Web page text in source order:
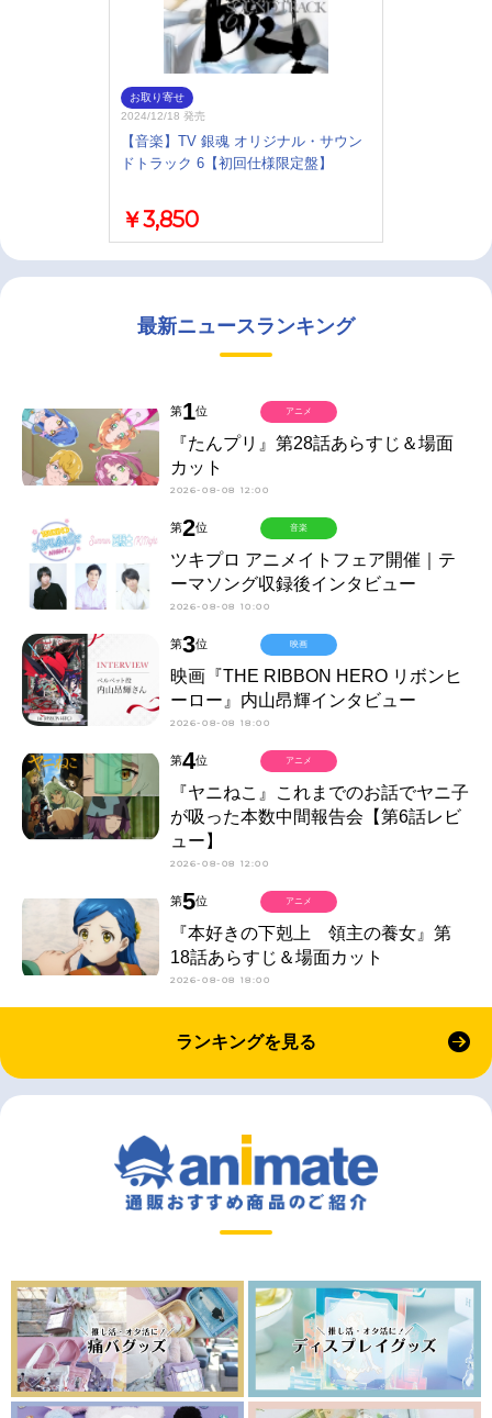
お取り寄せ
2024/12/18 発売
【音楽】TV 銀魂 オリジナル・サウン
ドトラック 6【初回仕様限定盤】
￥3,850
最新ニュースランキング
第1位
『たんプリ』第28話あらすじ＆場面
カット
2026-08-08 12:00
アニメ
第2位
ツキプロ アニメイトフェア開催｜テ
ーマソング収録後インタビュー
2026-08-08 10:00
音楽
第3位
映画『THE RIBBON HERO リボンヒ
ーロー』内山昂輝インタビュー
2026-08-08 18:00
映画
第4位
『ヤニねこ』これまでのお話でヤニ子
が吸った本数中間報告会【第6話レビ
ュー】
2026-08-08 12:00
アニメ
第5位
『本好きの下剋上 領主の養女』第
18話あらすじ＆場面カット
2026-08-08 18:00
アニメ
ランキングを見る